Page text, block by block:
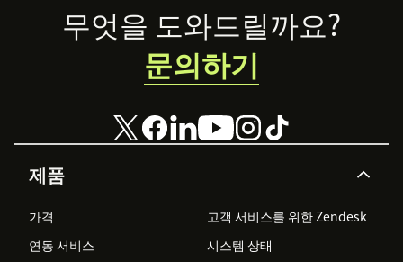
Footer
제품
가격
고객 서비스를 위한 Zendesk
연동 서비스
시스템 상태
무엇을 도와드릴까요?
문의하기